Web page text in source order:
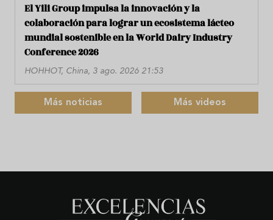
El Yili Group impulsa la innovación y la
colaboración para lograr un ecosistema lácteo
mundial sostenible en la World Dairy Industry
Conference 2026
HOHHOT, China, 3 ago. 2026 21:53
Más noticias Más videos